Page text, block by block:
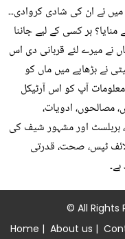
نے ان کی شادی کروادی۔۔
ہر کسی کے لیے جاننا
نے میرے لئے قربانی دی اس
نے بڑھاپے میں ماں کو
آپ کو اس آرٹیکل
مصالحوں، ادویات،
ہربلسٹ اور مشہور شیف کی
ٹپس، صحت، قدرتی
© All Rights
Home | About us |